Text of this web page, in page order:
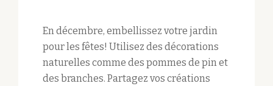
En décembre, embellissez votre jardin
pour les fêtes! Utilisez des décorations
naturelles comme des pommes de pin et
des branches. Partagez vos créations